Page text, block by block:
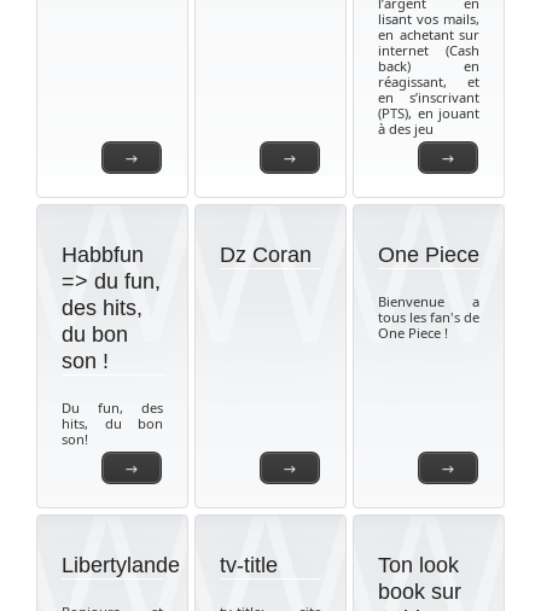
→ → →
lisant vos mails,
en achetant sur
internet (Cash
back) en
réagissant, et
en s’inscrivant
(PTS), en jouant
à des jeu
→
Habbfun
=> du fun,
des hits,
du bon
son !
Du fun, des
hits, du bon
son!
→
Dz Coran
→
One Piece
Bienvenue a
tous les fan's de
One Piece !
Libertylande tv-title
Ton look
book sur